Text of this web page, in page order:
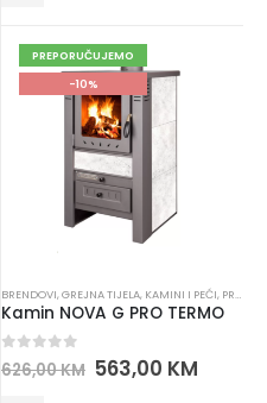
PREPORUČUJEMO
-10%
BRENDOVI,GREJNA TIJELA, KAMINI I PEĆI, PRO TERMO
Kamin NOVA G PRO TERMO
0 out of 5
626,00KM 563,00 KM